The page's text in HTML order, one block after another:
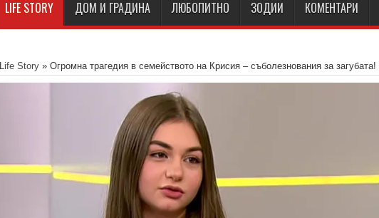
LIFE STORY ДОМ И ГРАДИНА ЛЮБОПИТНО ЗОДИИ КОМЕНТАРИ
Life Story » Огромна трагедия в семейството на Крисия – съболезнования за загубата!